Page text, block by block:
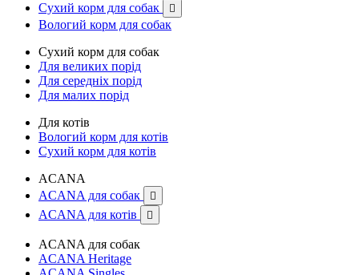
Сухий корм для собак

Вологий корм для собак
Сухий корм для собак
Для великих порід
Для середніх порід
Для малих порід
Для котів
Вологий корм для котів
Сухий корм для котів
ACANA
ACANA для собак

ACANA для котів 
ACANA для собак
ACANA Heritage